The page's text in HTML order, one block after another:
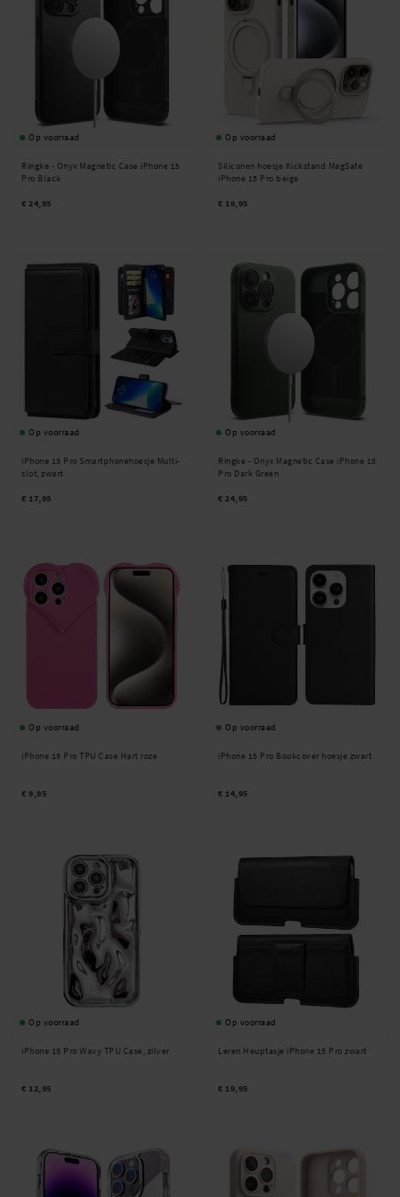
Op voorraad
Ringke - Onyx Magnetic Case iPhone 15
Pro Black
€ 24,95
Op voorraad
Siliconen hoesje Kickstand MagSafe
iPhone 15 Pro beige
€ 19,95
Op voorraad
iPhone 15 Pro Smartphonehoesje Multi-
slot, zwart
€ 17,95
Op voorraad
Ringke - Onyx Magnetic Case iPhone 15
Pro Dark Green
€ 24,95
Op voorraad
iPhone 15 Pro TPU Case Hart roze
€ 9,95
Op voorraad
iPhone 15 Pro Bookcover hoesje zwart
€ 14,95
Op voorraad
iPhone 15 Pro Wavy TPU Case, zilver
€ 12,95
Op voorraad
Leren Heuptasje iPhone 15 Pro zwart
€ 19,95